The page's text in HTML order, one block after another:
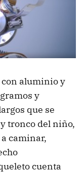
aluminio y
y
que se
tronco del niño,
caminar,
cuenta